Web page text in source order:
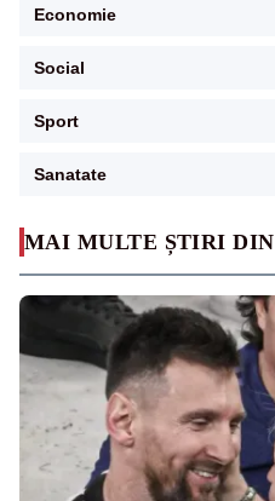
MAI MULTE ȘTIRI DIN
Economie
Social
Sport
Sanatate